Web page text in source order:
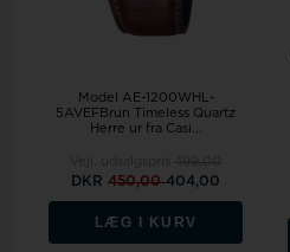
Model AE-1200WHL-
5AVEFBrun Timeless Quartz
Herre ur fra Casi...
DKR450,00404,00
LÆG I KURV